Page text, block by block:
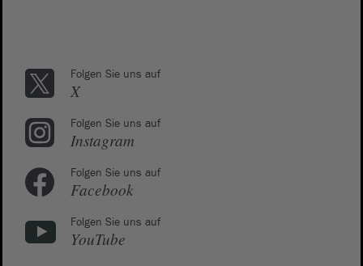
Folgen Sie uns auf
X
Folgen Sie uns auf
Instagram
Folgen Sie uns auf
Facebook
Folgen Sie uns auf
YouTube